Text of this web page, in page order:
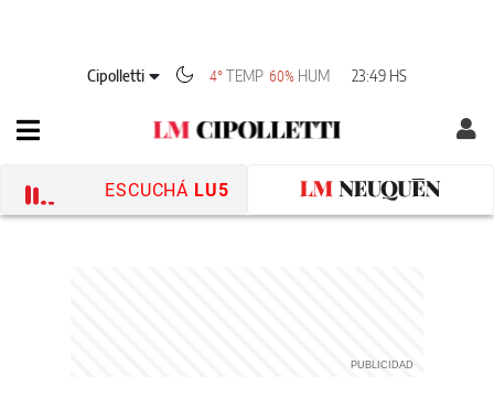
Cipolletti 4°TEMP 60% HUM 23:49 HS
ESCUCHÁ LU5